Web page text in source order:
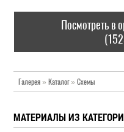
Посмотреть в
Галерея » Каталог» Схемы
МАТЕРИАЛЫ ИЗ